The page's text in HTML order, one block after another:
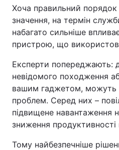
Хоча правильний
значення, на термін
набагато сильніше
пристрою, що
Експерти попереджають:
невідомого походження
вашим гаджетом, можуть
проблем. Серед них –
підвищене навантаження
зниження
Тому найбезпечніше